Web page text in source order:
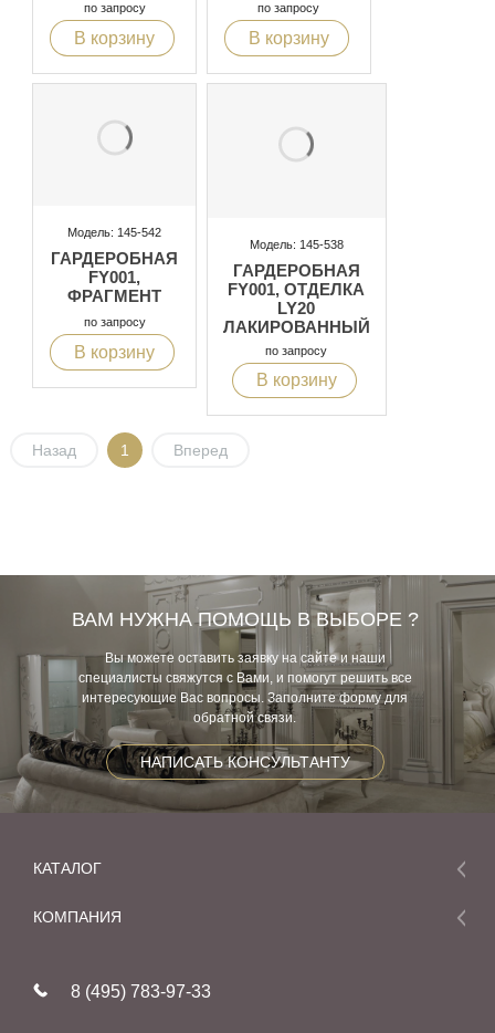
по запросу
В корзину
по запросу
В корзину
Модель: 145-542
ГАРДЕРОБНАЯ
FY001,
ФРАГМЕНТ
по запросу
В корзину
Модель: 145-538
ГАРДЕРОБНАЯ
FY001, ОТДЕЛКА
LY20
ЛАКИРОВАННЫЙ
ЦВЕТА
ШОКОЛАДА
по запросу
В корзину
Назад 1 Вперед
ВАМ НУЖНА ПОМОЩЬ В ВЫБОРЕ ?
Вы можете оставить заявку на сайте и наши
специалисты свяжутся с Вами, и помогут решить все
интересующие Вас вопросы. Заполните форму для
обратной связи.
НАПИСАТЬ КОНСУЛЬТАНТУ
КАТАЛОГ
Мебель
КОМПАНИЯ
Реставрация
8 (495) 783-97-33